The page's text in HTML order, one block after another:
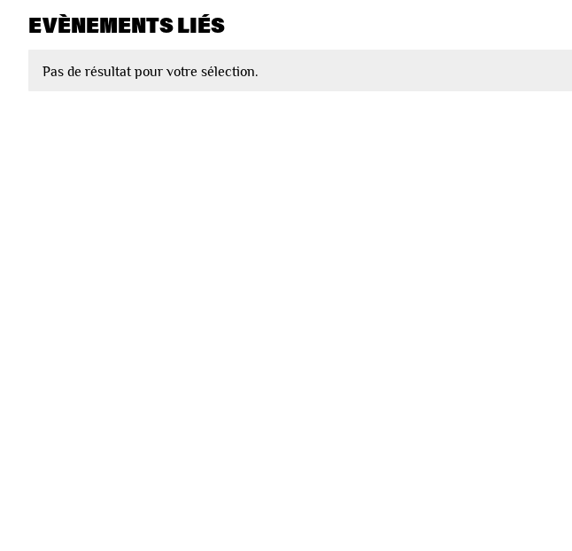
EVÈNEMENTS LIÉS
Pas de résultat pour votre sélection.